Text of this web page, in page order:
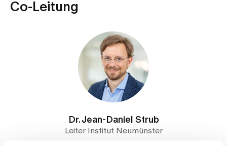
Co-Leitung
Dr. Jean-Daniel Strub
Leiter Institut Neumünster